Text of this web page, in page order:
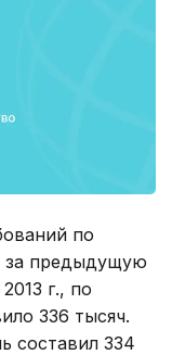
по
за предыдущую
г., по
336 тысяч.
составил 334